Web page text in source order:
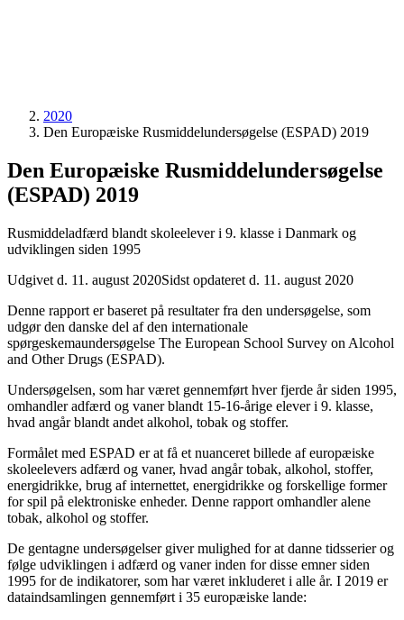
2020
Den Europæiske Rusmiddelundersøgelse (ESPAD) 2019
Den Europæiske Rusmiddelundersøgelse
(ESPAD) 2019
Rusmiddeladfærd blandt skoleelever i 9. klasse i Danmark og
udviklingen siden 1995
Udgivet d. 11. august 2020Sidst opdateret d. 11. august 2020
Denne rapport er baseret på resultater fra den undersøgelse, som
udgør den danske del af den internationale
spørgeskemaundersøgelse The European School Survey on Alcohol
and Other Drugs (ESPAD).
Undersøgelsen, som har været gennemført hver fjerde år siden 1995,
omhandler adfærd og vaner blandt 15-16-årige elever i 9. klasse,
hvad angår blandt andet alkohol, tobak og stoffer.
Formålet med ESPAD er at få et nuanceret billede af europæiske
skoleelevers adfærd og vaner, hvad angår tobak, alkohol, stoffer,
energidrikke, brug af internettet, energidrikke og forskellige former
for spil på elektroniske enheder. Denne rapport omhandler alene
tobak, alkohol og stoffer.
De gentagne undersøgelser giver mulighed for at danne tidsserier og
følge udviklingen i adfærd og vaner inden for disse emner siden
1995 for de indikatorer, som har været inkluderet i alle år. I 2019 er
dataindsamlingen gennemført i 35 europæiske lande: